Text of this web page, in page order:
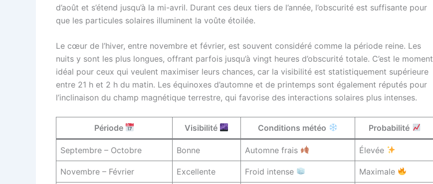
d’août et s’étend jusqu’à la mi-avril. Durant ces deux tiers de l’année, l’obscurité est suffisante pour
que les particules solaires illuminent la voûte étoilée.
Le cœur de l’hiver, entre novembre et février, est souvent considéré comme la période reine. Les
nuits y sont les plus longues, offrant parfois jusqu’à vingt heures d’obscurité totale. C’est le moment
idéal pour ceux qui veulent maximiser leurs chances, car la visibilité est statistiquement supérieure
entre 21 h et 2 h du matin. Les équinoxes d’automne et de printemps sont également réputés pour
l’inclinaison du champ magnétique terrestre, qui favorise des interactions solaires plus intenses.
Période Visibilité Conditions météo Probabilité
Septembre – Octobre Bonne Automne frais Élevée
Novembre – Février Excellente Froid intense Maximale